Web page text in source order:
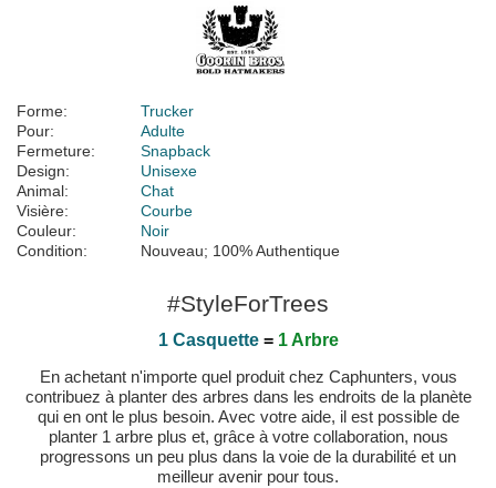
Forme:
Trucker
Pour:
Adulte
Fermeture:
Snapback
Design:
Unisexe
Animal:
Chat
Visière:
Courbe
Couleur:
Noir
Condition:
Nouveau; 100% Authentique
#StyleForTrees
1 Casquette= 1 Arbre
En achetant n'importe quel produit chez Caphunters, vous
contribuez à planter des arbres dans les endroits de la planète
qui en ont le plus besoin. Avec votre aide, il est possible de
planter 1 arbre plus et, grâce à votre collaboration, nous
progressons un peu plus dans la voie de la durabilité et un
meilleur avenir pour tous.